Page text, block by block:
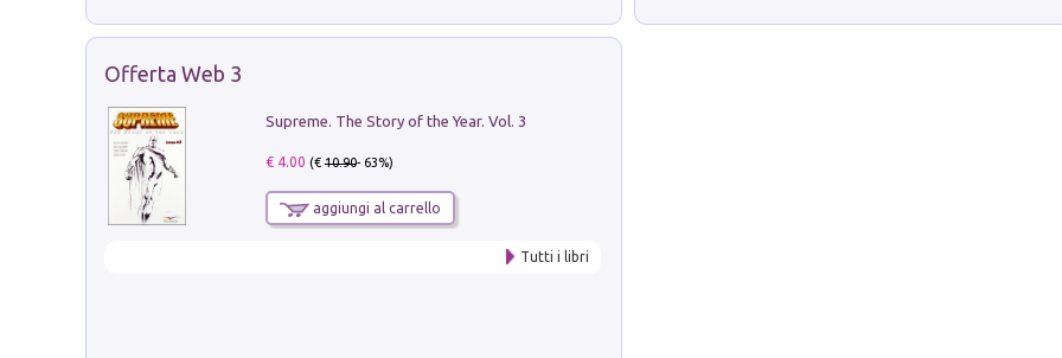
Offerta Web 3
Supreme. The Story of the Year. Vol. 3
€ 4.00 (€10.90- 63%)
aggiungi al carrello
Tutti i libri